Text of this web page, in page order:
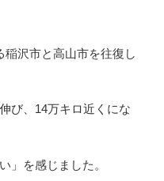
沢市と高山市を往復し
び、14万キロ近くにな
」を感じました。